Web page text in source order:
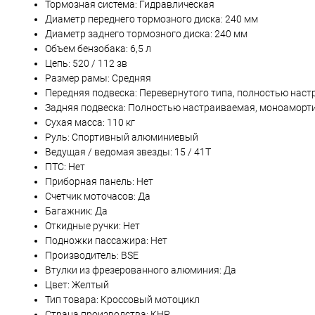
Тормозная система: Гидравлическая
Диаметр переднего тормозного диска: 240 мм
Диаметр заднего тормозного диска: 240 мм
Объем бензобака: 6,5 л
Цепь: 520 / 112 зв
Размер рамы: Средняя
Передняя подвеска: Перевернутого типа, полностью
Задняя подвеска: Полностью настраиваемая,
Сухая масса: 110 кг
Руль: Спортивный алюминиевый
Ведущая / ведомая звезды: 15 / 41Т
ПТС: Нет
Приборная панель: Нет
Счетчик моточасов: Да
Багажник: Да
Откидные ручки: Нет
Подножки пассажира: Нет
Производитель: BSE
Втулки из фрезерованного алюминия: Да
Цвет: Желтый
Тип товара: Кроссовый мотоцикл